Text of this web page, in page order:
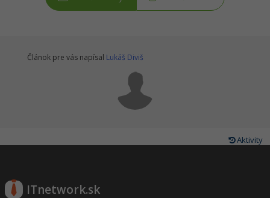
Článok pre vás napísal Lukáš Diviš
Aktivity
ITnetwork.sk